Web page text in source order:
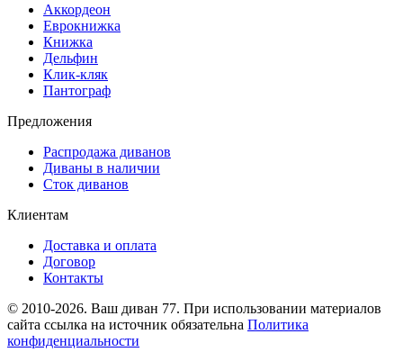
Аккордеон
Еврокнижка
Книжка
Дельфин
Клик-кляк
Пантограф
Предложения
Распродажа диванов
Диваны в наличии
Сток диванов
Клиентам
Доставка и оплата
Договор
Контакты
© 2010-2026. Ваш диван 77. При использовании материалов
сайта ссылка на источник обязательна Политика
конфиденциальности